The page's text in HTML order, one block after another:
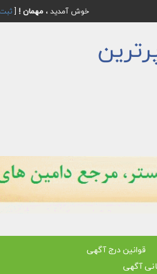
خوش آمدید ، مهمان ! [
قوانین درج آگهی
آگهی